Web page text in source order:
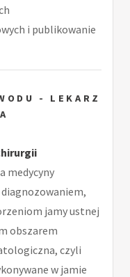
i publikowanie
- LEKARZ
medycyny
jamy ustnej
obszarem
czyli
w jamie